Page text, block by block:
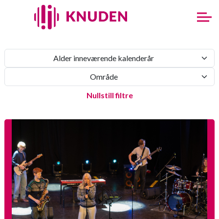
Alder inneværende kalenderår
Område
Nullstill filtre